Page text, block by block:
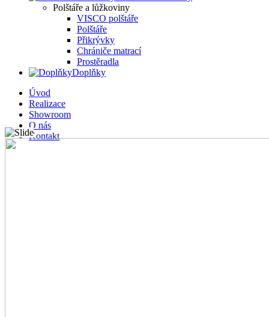
Polštáře a lůžkoviny
VISCO polštáře
Polštáře
Přikrývky
Chrániče matrací
Prostěradla
Doplňky
Úvod
Realizace
Showroom
O nás
Kontakt